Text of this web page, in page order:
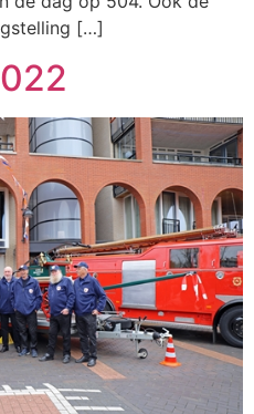
[…]